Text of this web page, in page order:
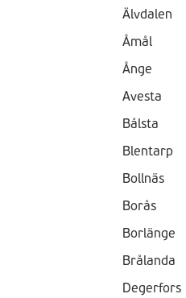
Älvdalen
Åmål
Ånge
Avesta
Bålsta
Blentarp
Bollnäs
Borås
Borlänge
Brålanda
Degerfors